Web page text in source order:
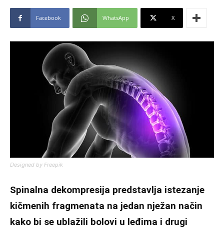
Facebook WhatsApp X
Designed by Freepik
Spinalna dekompresija predstavlja istezanje
kičmenih fragmenata na jedan nježan način
kako bi se ublažili bolovi u leđima i drugi